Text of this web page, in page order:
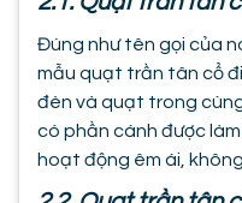
Đúng như tên gọi của
mẫu quạt trần tân cổ
đèn và quạt trong
có phần cánh được
hoạt động êm ái,